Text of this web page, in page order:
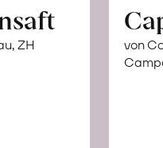
ZH
von